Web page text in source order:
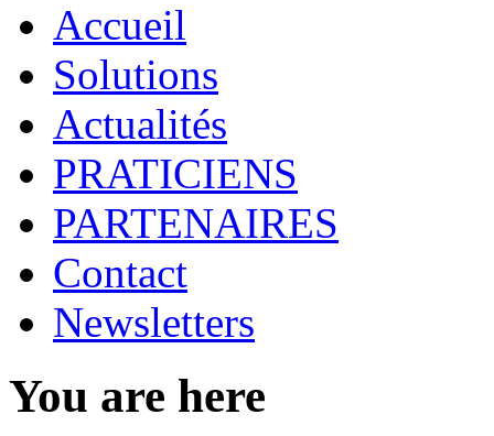
Accueil
Solutions
Actualités
PRATICIENS
PARTENAIRES
Contact
Newsletters
You are here